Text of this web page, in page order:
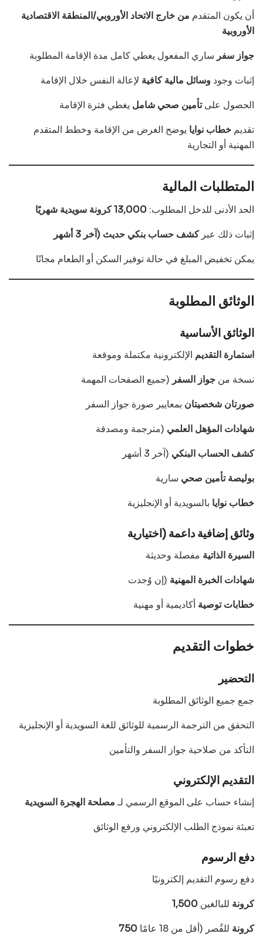
أن يكون المتقدم من خارج الاتحاد الأوروبي/المنطقة الاقتصادية
الأوروبية
جواز سفر ساري المفعول يغطي كامل مدة الإقامة المطلوبة
إثبات وجود وسائل مالية كافية لإعالة النفس خلال الإقامة
الحصول علىتأمين صحي شامل يغطي فترة الإقامة
تقديم خطاب نوايا يوضح الغرض من الإقامة وخطط المتقدم
المهنية أو التجارية
المتطلبات المالية
الحد الأدنى للدخل المطلوب: 13,000 كرونة سويدية شهريًا
إثبات ذلك عبركشف حساب بنكي حديث (آخر 3 أشهر
يمكن تخفيض المبلغ في حالة توفير السكن أو الطعام مجانًا
الوثائق المطلوبة
الوثائق الأساسية
استمارة التقديم الإلكترونية مكتملة وموقعة
نسخة من جواز السفر (جميع الصفحات المهمة
صورتان شخصيتان بمعايير صورة جواز السفر
شهادات المؤهل العلمي (مترجمة ومصدقة
كشف الحساب البنكي (آخر 3 أشهر
بوليصة تأمين صحي سارية
خطاب نوايا بالسويدية أو الإنجليزية
وثائق إضافية داعمة (اختيارية
السيرة الذاتية مفصلة وحديثة
شهادات الخبرة المهنية (إن وُجدت
خطابات توصية أكاديمية أو مهنية
خطوات التقديم
التحضير
جمع جميع الوثائق المطلوبة
التحقق من الترجمة الرسمية للوثائق للغة السويدية أو الإنجليزية
التأكد من صلاحية جواز السفر والتأمين
التقديم الإلكتروني
إنشاء حساب على الموقع الرسمي لـمصلحة الهجرة السويدية
تعبئة نموذج الطلب الإلكتروني ورفع الوثائق
دفع الرسوم
دفع رسوم التقديم إلكترونيًا
1,500 كرونة للبالغين
750 كرونة للقُصر (أقل من 18 عامًا